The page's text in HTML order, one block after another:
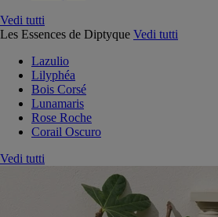
Vedi tutti
Les Essences de Diptyque Vedi tutti
Lazulio
Lilyphéa
Bois Corsé
Lunamaris
Rose Roche
Corail Oscuro
Vedi tutti